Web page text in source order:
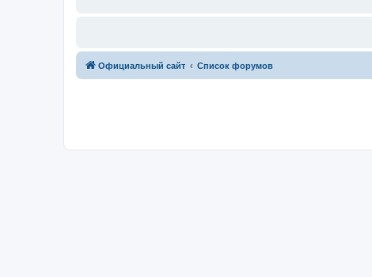
Официальный сайт Список форумов